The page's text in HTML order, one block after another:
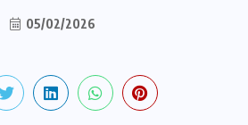
05/02/2026